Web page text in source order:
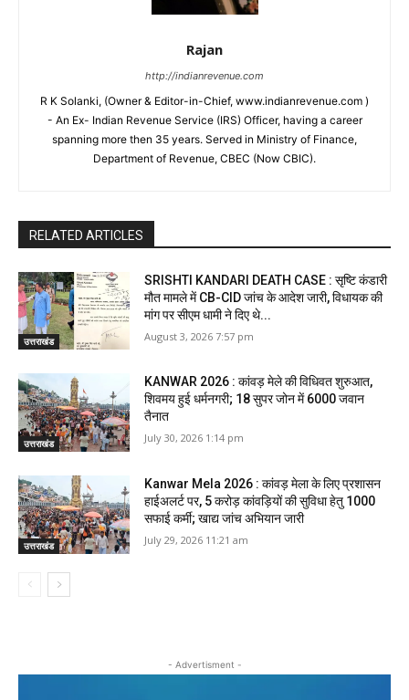
Rajan
http://indianrevenue.com
R K Solanki, (Owner & Editor-in-Chief, www.indianrevenue.com )
- An Ex- Indian Revenue Service (IRS) Officer, having a career
spanning more then 35 years. Served in Ministry of Finance,
Department of Revenue, CBEC (Now CBIC).
RELATED ARTICLES
उत्तराखंड
SRISHTI KANDARI DEATH CASE : सृष्टि कंडारी
मौत मामले में CB-CID जांच के आदेश जारी, विधायक की
मांग पर सीएम धामी ने दिए थे...
August 3, 2026 7:57 pm
उत्तराखंड
KANWAR 2026 : कांवड़ मेले की विधिवत शुरुआत,
शिवमय हुई धर्मनगरी; 18 सुपर जोन में 6000 जवान
तैनात
July 30, 2026 1:14 pm
उत्तराखंड
Kanwar Mela 2026 : कांवड़ मेला के लिए प्रशासन
हाईअलर्ट पर, 5 करोड़ कांवड़ियों की सुविधा हेतु 1000
सफाई कर्मी; खाद्य जांच अभियान जारी
July 29, 2026 11:21 am
- Advertisment -